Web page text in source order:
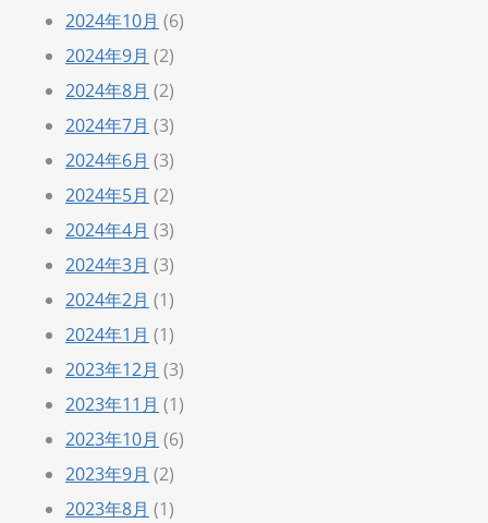
2024年10月 (6)
2024年9月 (2)
2024年8月 (2)
2024年7月 (3)
2024年6月 (3)
2024年5月 (2)
2024年4月 (3)
2024年3月 (3)
2024年2月 (1)
2024年1月 (1)
2023年12月 (3)
2023年11月 (1)
2023年10月 (6)
2023年9月 (2)
2023年8月 (1)